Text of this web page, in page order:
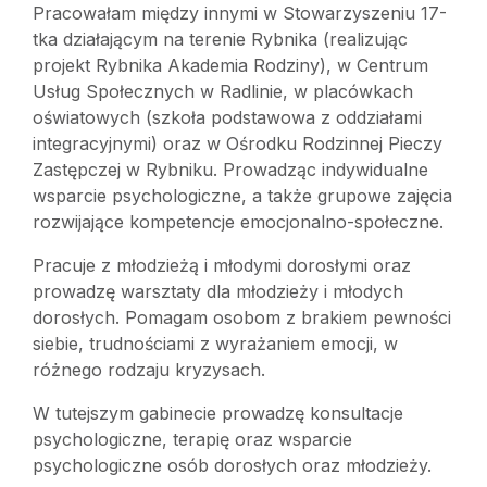
Pracowałam między innymi w Stowarzyszeniu 17-
tka działającym na terenie Rybnika (realizując
projekt Rybnika Akademia Rodziny), w Centrum
Usług Społecznych w Radlinie, w placówkach
oświatowych (szkoła podstawowa z oddziałami
integracyjnymi) oraz w Ośrodku Rodzinnej Pieczy
Zastępczej w Rybniku. Prowadząc indywidualne
wsparcie psychologiczne, a także grupowe zajęcia
rozwijające kompetencje emocjonalno-społeczne.
Pracuje z młodzieżą i młodymi dorosłymi oraz
prowadzę warsztaty dla młodzieży i młodych
dorosłych. Pomagam osobom z brakiem pewności
siebie, trudnościami z wyrażaniem emocji, w
różnego rodzaju kryzysach.
W tutejszym gabinecie prowadzę konsultacje
psychologiczne, terapię oraz wsparcie
psychologiczne osób dorosłych oraz młodzieży.